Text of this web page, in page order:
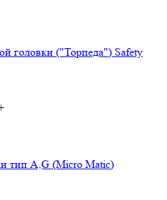
головки ("Торпеда") Safety
тип А,G (Micro Matic)